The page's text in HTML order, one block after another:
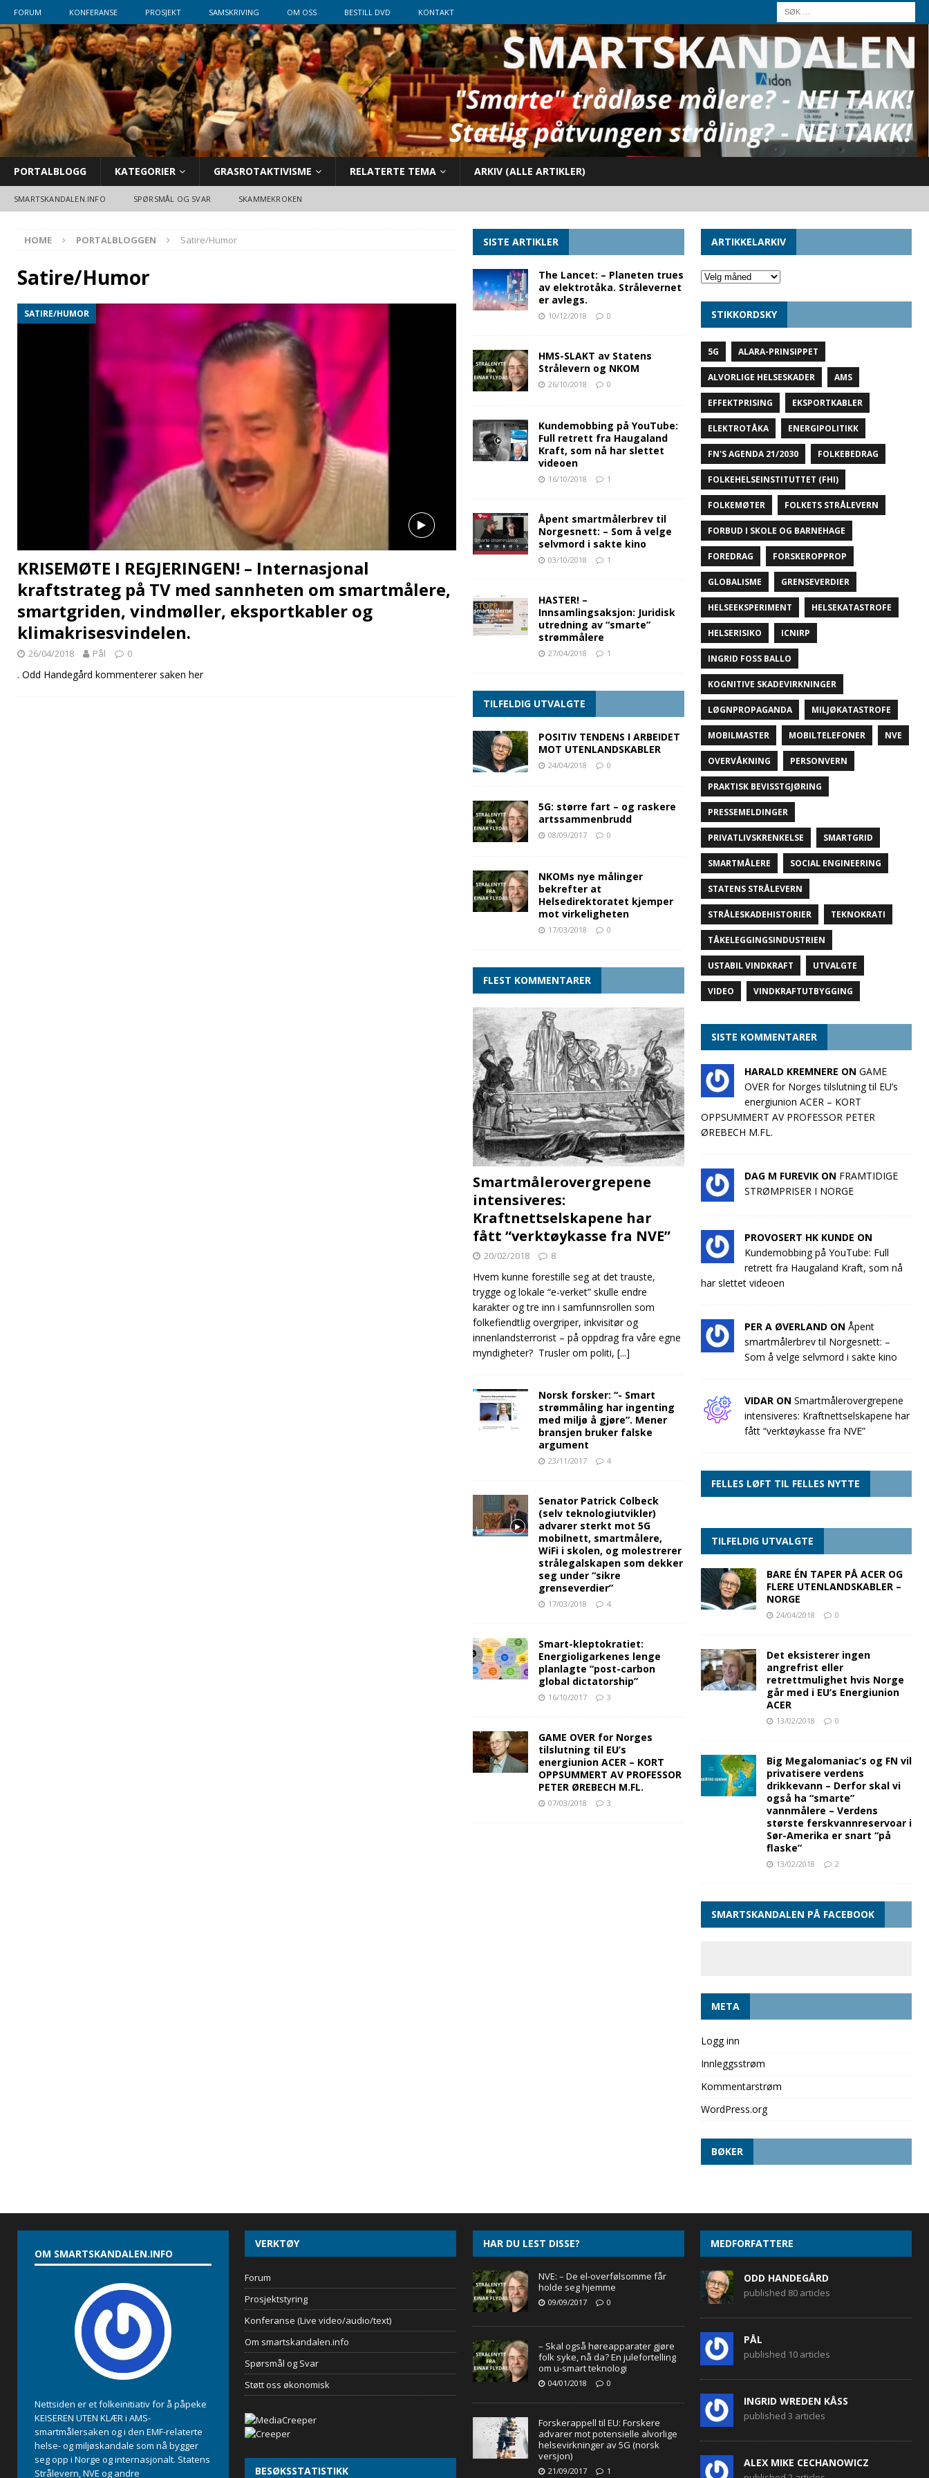
FORUM KONFERANSE PROSJEKT SAMSKRIVING OM OSS BESTILL DVD KONTAKT
PORTALBLOGG KATEGORIER GRASROTAKTIVISME RELATERTE TEMA ARKIV (ALLE ARTIKLER)
SMARTSKANDALEN.INFO SPØRSMÅL OG SVAR SKAMMEKROKEN
HOME PORTALBLOGGEN Satire/Humor
Satire/Humor
SATIRE/HUMOR
KRISEMØTE I REGJERINGEN! – Internasjonal
kraftstrateg på TV med sannheten om smartmålere,
smartgriden, vindmøller, eksportkabler og
klimakrisesvindelen.
26/04/2018 Pål 0
. Odd Handegård kommenterer saken her
SISTE ARTIKLER
The Lancet: – Planeten trues
av elektrotåka. Strålevernet
er avlegs.
10/12/2018 0
HMS-SLAKT av Statens
Strålevern og NKOM
26/10/2018 0
Kundemobbing på YouTube:
Full retrett fra Haugaland
Kraft, som nå har slettet
videoen
16/10/2018 1
Åpent smartmålerbrev til
Norgesnett: – Som å velge
selvmord i sakte kino
03/10/2018 1
HASTER! –
Innsamlingsaksjon: Juridisk
utredning av “smarte”
strømmålere
27/04/2018 1
TILFELDIG UTVALGTE
POSITIV TENDENS I ARBEIDET
MOT UTENLANDSKABLER
24/04/2018 0
5G: større fart – og raskere
artssammenbrudd
08/09/2017 0
NKOMs nye målinger
bekrefter at
Helsedirektoratet kjemper
mot virkeligheten
17/03/2018 0
FLEST KOMMENTARER
Smartmålerovergrepene
intensiveres:
Kraftnettselskapene har
fått “verktøykasse fra NVE”
20/02/2018 8
Hvem kunne forestille seg at det trauste,
trygge og lokale “e-verket” skulle endre
karakter og tre inn i samfunnsrollen som
folkefiendtlig overgriper, inkvisitør og
innenlandsterrorist – på oppdrag fra våre egne
myndigheter? Trusler om politi,[...]
Norsk forsker: “- Smart
strømmåling har ingenting
med miljø å gjøre”. Mener
bransjen bruker falske
argument
23/11/2017 4
Senator Patrick Colbeck
(selv teknologiutvikler)
advarer sterkt mot 5G
mobilnett, smartmålere,
WiFi i skolen, og molestrerer
strålegalskapen som dekker
seg under “sikre
grenseverdier”
17/03/2018 4
Smart-kleptokratiet:
Energioligarkenes lenge
planlagte “post-carbon
global dictatorship”
16/10/2017 3
GAME OVER for Norges
tilslutning til EU’s
energiunion ACER – KORT
OPPSUMMERT AV PROFESSOR
PETER ØREBECH M.FL.
07/03/2018 3
ARTIKKELARKIV
STIKKORDSKY
5G ALARA-PRINSIPPET
ALVORLIGE HELSESKADER AMS
EFFEKTPRISING EKSPORTKABLER
ELEKTROTÅKA ENERGIPOLITIKK
FN'S AGENDA 21/2030 FOLKEBEDRAG
FOLKEHELSEINSTITUTTET (FHI)
FOLKEMØTER FOLKETS STRÅLEVERN
FORBUD I SKOLE OG BARNEHAGE
FOREDRAG FORSKEROPPROP
GLOBALISME GRENSEVERDIER
HELSEEKSPERIMENT HELSEKATASTROFE
HELSERISIKO ICNIRP
INGRID FOSS BALLO
KOGNITIVE SKADEVIRKNINGER
LØGNPROPAGANDA MILJØKATASTROFE
MOBILMASTER MOBILTELEFONER NVE
OVERVÅKNING PERSONVERN
PRAKTISK BEVISSTGJØRING
PRESSEMELDINGER
PRIVATLIVSKRENKELSE SMARTGRID
SMARTMÅLERE SOCIAL ENGINEERING
STATENS STRÅLEVERN
STRÅLESKADEHISTORIER TEKNOKRATI
TÅKELEGGINGSINDUSTRIEN
USTABIL VINDKRAFT UTVALGTE
VIDEO VINDKRAFTUTBYGGING
SISTE KOMMENTARER
HARALD KREMNERE ON GAME
OVER for Norges tilslutning til EU’s
energiunion ACER – KORT
OPPSUMMERT AV PROFESSOR PETER
ØREBECH M.FL.
DAG M FUREVIK ON FRAMTIDIGE
STRØMPRISER I NORGE
PROVOSERT HK KUNDE ON
Kundemobbing på YouTube: Full
retrett fra Haugaland Kraft, som nå
har slettet videoen
PER A ØVERLAND ON Åpent
smartmålerbrev til Norgesnett: –
Som å velge selvmord i sakte kino
VIDAR ON Smartmålerovergrepene
intensiveres: Kraftnettselskapene har
fått “verktøykasse fra NVE”
FELLES LØFT TIL FELLES NYTTE
TILFELDIG UTVALGTE
BARE ÉN TAPER PÅ ACER OG
FLERE UTENLANDSKABLER –
NORGE
24/04/2018 0
Det eksisterer ingen
angrefrist eller
retrettmulighet hvis Norge
går med i EU’s Energiunion
ACER
13/02/2018 0
Big Megalomaniac’s og FN vil
privatisere verdens
drikkevann – Derfor skal vi
også ha “smarte”
vannmålere – Verdens
største ferskvannreservoar i
Sør-Amerika er snart “på
flaske”
13/02/2018 2
SMARTSKANDALEN PÅ FACEBOOK
META
Logg inn
Innleggsstrøm
Kommentarstrøm
WordPress.org
BØKER
OM SMARTSKANDALEN.INFO
Nettsiden er et folkeinitiativ for å påpeke
KEISEREN UTEN KLÆR i AMS-
smartmålersaken og i den EMF-relaterte
helse- og miljøskandale som nå bygger
seg opp i Norge og internasjonalt. Statens
Strålevern, NVE og andre
VERKTØY
Forum
Prosjektstyring
Konferanse (Live video/audio/text)
Om smartskandalen.info
Spørsmål og Svar
Støtt oss økonomisk
BESØKSSTATISTIKK
HAR DU LEST DISSE?
NVE: – De el-overfølsomme får
holde seg hjemme
09/09/2017 0
– Skal også høreapparater gjøre
folk syke, nå da? En julefortelling
om u-smart teknologi
04/01/2018 0
Forskerappell til EU: Forskere
advarer mot potensielle alvorlige
helsevirkninger av 5G (norsk
versjon)
21/09/2017 1
MEDFORFATTERE
ODD HANDEGÅRD
published 80 articles
PÅL
published 10 articles
INGRID WREDEN KÅSS
published 3 articles
ALEX MIKE CECHANOWICZ